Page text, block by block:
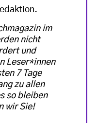
im
nicht
und
Leser*innen
7 Tage
zu allen
so bleiben
wir Sie!